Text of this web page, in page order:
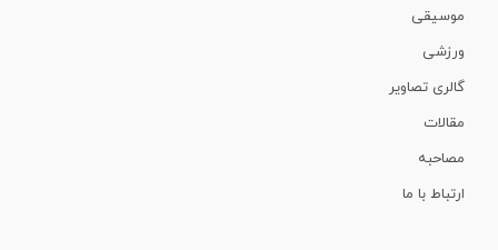
موسیقی
ورزشی
گالری تصاویر
مقالات
مصاحبه
ارتباط با ما